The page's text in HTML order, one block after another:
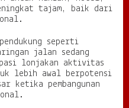
tajam, baik dari
seperti
jalan sedang
lonjakan aktivitas
lebih awal berpotensi
ketika pembangunan